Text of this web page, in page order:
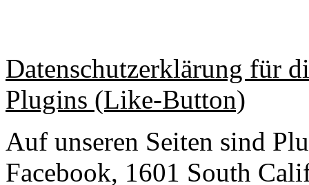
Datenschutzerklärung für
Plugins (Like-Button)
Auf unseren Seiten sind
Facebook, 1601 South